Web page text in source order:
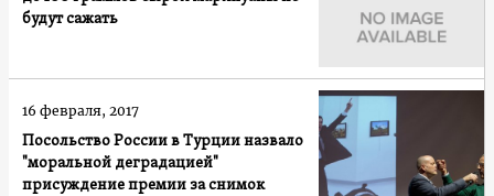
будут сажать
Посольство России в Турции назвало
"моральной деградацией"
присуждение премии за снимок
16 февраля, 2017